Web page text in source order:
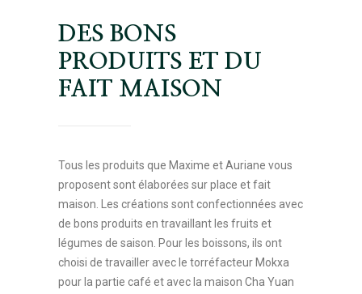
DES BONS
PRODUITS ET DU
FAIT MAISON
Tous les produits que Maxime et Auriane vous
proposent sont élaborées sur place et fait
maison. Les créations sont confectionnées avec
de bons produits en travaillant les fruits et
légumes de saison. Pour les boissons, ils ont
choisi de travailler avec le torréfacteur Mokxa
pour la partie café et avec la maison Cha Yuan